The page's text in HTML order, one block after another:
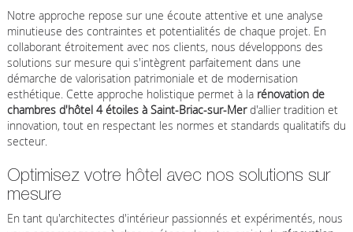
Notre approche repose sur une écoute attentive et une analyse
minutieuse des contraintes et potentialités de chaque projet. En
collaborant étroitement avec nos clients, nous développons des
solutions sur mesure qui s'intègrent parfaitement dans une
démarche de valorisation patrimoniale et de modernisation
esthétique. Cette approche holistique permet à la rénovation de
chambres d'hôtel 4 étoiles à Saint-Briac-sur-Merd'allier tradition et
innovation, tout en respectant les normes et standards qualitatifs du
secteur.
Optimisez votre hôtel avec nos solutions sur
mesure
En tant qu'architectes d'intérieur passionnés et expérimentés, nous